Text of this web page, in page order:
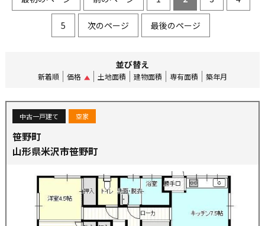
5 次のページ 最後のページ
並び替え
新着順 価格 土地面積 建物面積 専有面積 築年月
中古一戸建て 空家
笹野町
山形県米沢市笹野町